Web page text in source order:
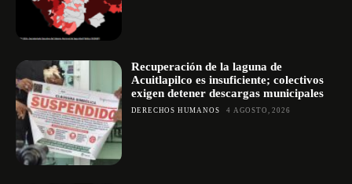
Recuperación de la laguna de
Acuitlapilco es insuficiente; colectivos
exigen detener descargas municipales
DERECHOS HUMANOS 4 AGOSTO, 2026